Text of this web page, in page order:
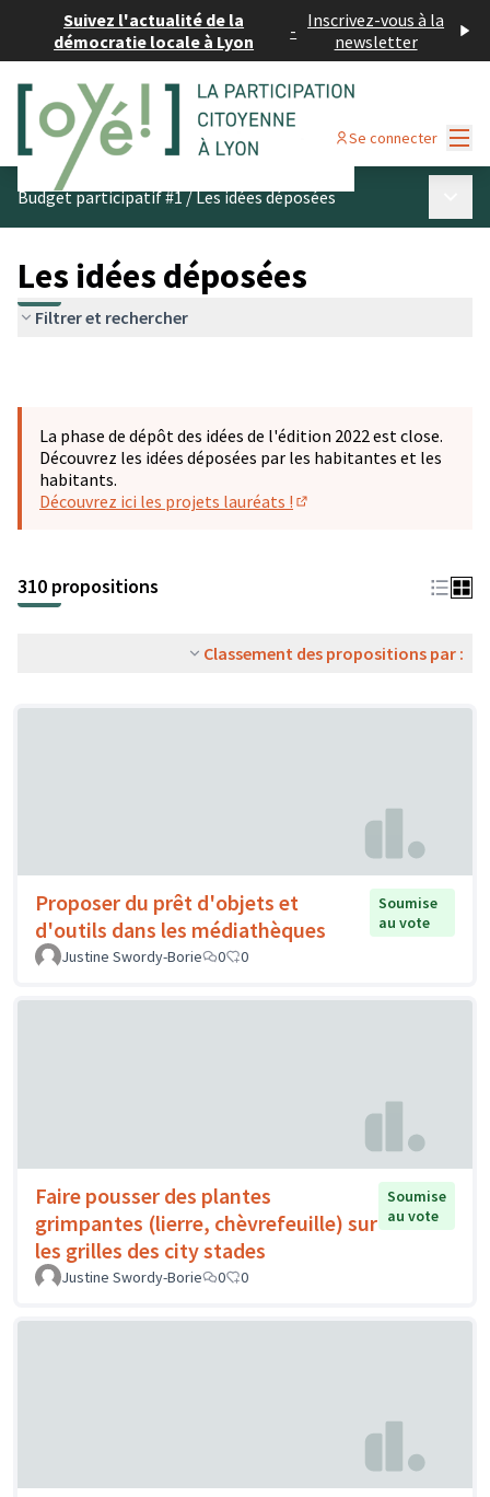
Suivez l'actualité de la
démocratie locale à Lyon
- Inscrivez-vous à la
newsletter
Se connecter
Budget participatif #1/Les idées déposées
Les idées déposées
Filtrer et rechercher
La phase de dépôt des idées de l'édition 2022 est close.
Découvrez les idées déposées par les habitantes et les
habitants.
Découvrez ici les projets lauréats !
310 propositions
Classement des propositions par :
Proposer du prêt d'objets et
d'outils dans les médiathèques
Soumise
au vote
Justine Swordy-Borie
0 0
Faire pousser des plantes
grimpantes (lierre, chèvrefeuille) sur
les grilles des city stades
Soumise
au vote
Justine Swordy-Borie 0 0